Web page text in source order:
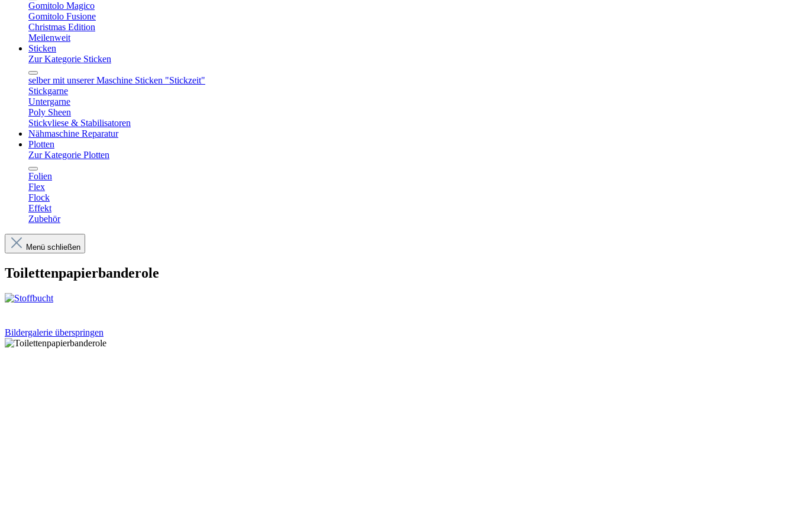
Gomitolo Magico
Gomitolo Fusione
Christmas Edition
Meilenweit
Sticken
Zur Kategorie Sticken
selber mit unserer Maschine Sticken "Stickzeit"
Stickgarne
Untergarne
Poly Sheen
Stickvliese & Stabilisatoren
Nähmaschine Reparatur
Plotten
Zur Kategorie Plotten
Folien
Flex
Flock
Effekt
Zubehör
Menü schließen
Toilettenpapierbanderole
Bildergalerie überspringen